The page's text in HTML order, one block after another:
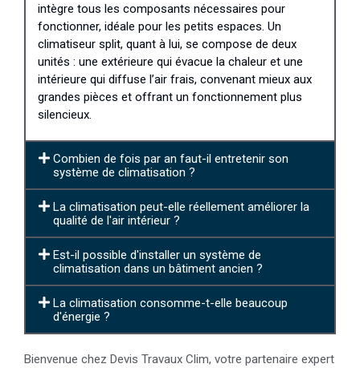
intègre tous les composants nécessaires pour
fonctionner, idéale pour les petits espaces. Un
climatiseur split, quant à lui, se compose de deux
unités : une extérieure qui évacue la chaleur et une
intérieure qui diffuse l’air frais, convenant mieux aux
grandes pièces et offrant un fonctionnement plus
silencieux.
Combien de fois par an faut-il entretenir son
système de climatisation ?
La climatisation peut-elle réellement améliorer la
qualité de l'air intérieur ?
Est-il possible d'installer un système de
climatisation dans un bâtiment ancien ?
La climatisation consomme-t-elle beaucoup
d'énergie ?
Bienvenue chez Devis Travaux Clim, votre partenaire expert